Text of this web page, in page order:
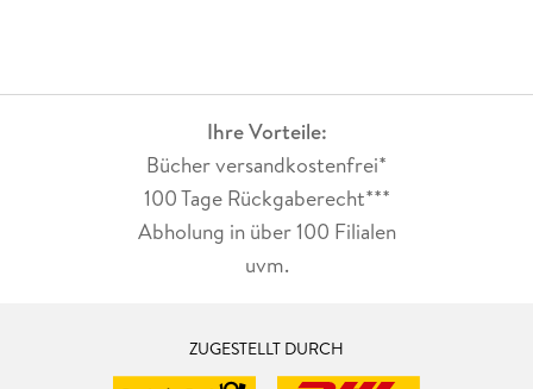
Ihre Vorteile:
Bücher versandkostenfrei*
100 Tage Rückgaberecht***
Abholung in über 100 Filialen
uvm.
ZUGESTELLT DURCH